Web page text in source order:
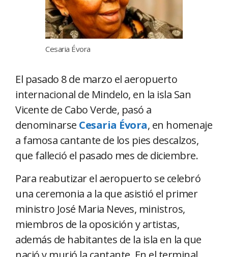
Cesaria Évora
El pasado 8 de marzo el aeropuerto
internacional de Mindelo, en la isla San
Vicente de Cabo Verde, pasó a
denominarse Cesaria Évora, en homenaje
a famosa cantante de los pies descalzos,
que falleció el pasado mes de diciembre.
Para reabutizar el aeropuerto se celebró
una ceremonia a la que asistió el primer
ministro José Maria Neves, ministros,
miembros de la oposición y artistas,
además de habitantes de la isla en la que